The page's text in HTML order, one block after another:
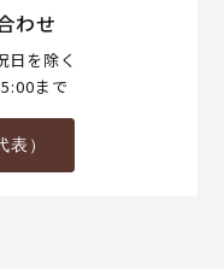
わせ
日を除く
まで
）